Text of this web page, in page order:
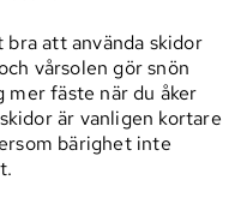
att använda skidor
vårsolen gör snön
mer fäste när du åker
är vanligen kortare
bärighet inte